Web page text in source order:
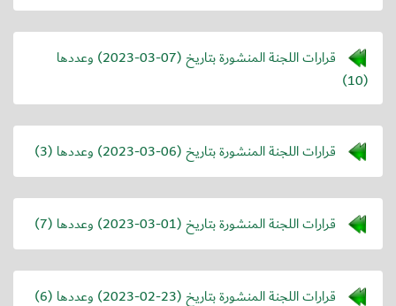
قرارات اللجنة المنشورة بتاريخ (2023-03-07) وعددها
(10)
قرارات اللجنة المنشورة بتاريخ (2023-03-06) وعددها (3)
قرارات اللجنة المنشورة بتاريخ (2023-03-01) وعددها (7)
قرارات اللجنة المنشورة بتاريخ (2023-02-23) وعددها (6)